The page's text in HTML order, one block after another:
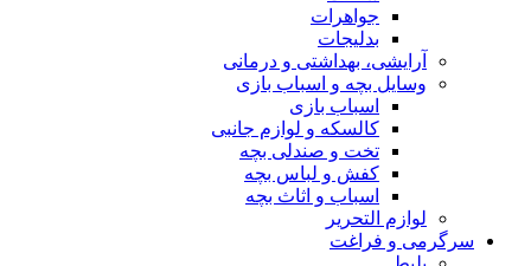
جواهرات
بدلیجات
آرایشی، بهداشتی و درمانی
وسایل بچه و اسباب بازی
اسباب بازی
کالسکه و لوازم جانبی
تخت و صندلی بچه
کفش و لباس بچه
اسباب و اثاث بچه
لوازم التحریر
سرگرمی و فراغت